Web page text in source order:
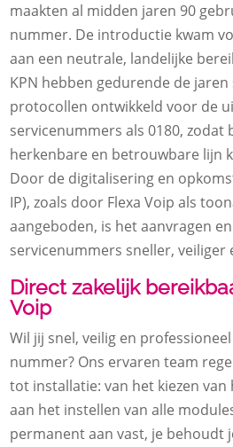
maakten al midden jaren 90
nummer. De introductie kwam
aan een neutrale, landelijke
KPN hebben gedurende de
protocollen ontwikkeld voor de
servicenummers als 0180, zodat
herkenbare en betrouwbare lijn
Door de digitalisering en
IP), zoals door Flexa Voip als
aangeboden, is het aanvragen
servicenummers sneller, veiliger
Direct zakelijk
Voip
Wil jij snel, veilig en
nummer? Ons ervaren team
tot installatie: van het kiezen
aan het instellen van alle
permanent aan vast, je behoudt